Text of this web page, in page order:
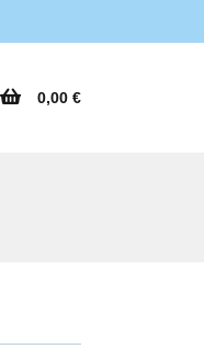
0,00 €